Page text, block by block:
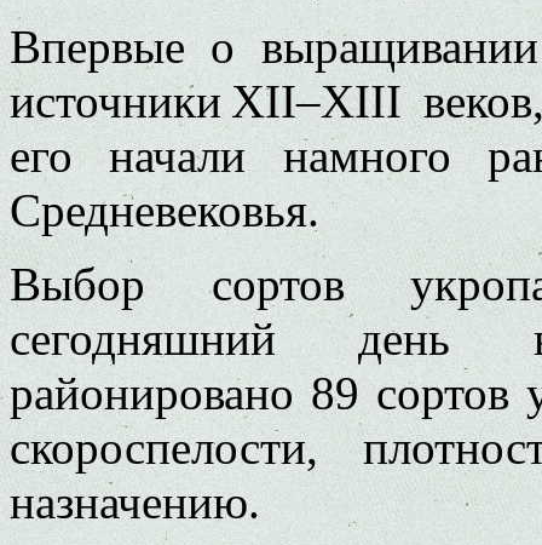
Впервые о
источники XII–XIII
его начали намного
Средневековья.
Выбор сортов
сегодняшний день
районировано 89 сортов
скороспелости,
назначению.